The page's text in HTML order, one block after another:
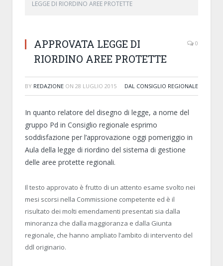
LEGGE DI RIORDINO AREE PROTETTE
APPROVATA LEGGE DI
RIORDINO AREE PROTETTE
0
BY REDAZIONE ON 28 LUGLIO 2015 DAL CONSIGLIO REGIONALE
In quanto relatore del disegno di legge, a nome del
gruppo Pd in Consiglio regionale esprimo
soddisfazione per l’approvazione oggi pomeriggio in
Aula della legge di riordino del sistema di gestione
delle aree protette regionali.
Il testo approvato è frutto di un attento esame svolto nei
mesi scorsi nella Commissione competente ed è il
risultato dei molti emendamenti presentati sia dalla
minoranza che dalla maggioranza e dalla Giunta
regionale, che hanno ampliato l’ambito di intervento del
ddl originario.